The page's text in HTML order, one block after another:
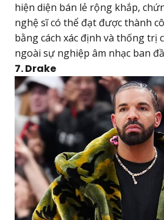
hiện diện bán lẻ rộng khắp,
nghệ sĩ có thể đạt được thành
bằng cách xác định và thống trị
ngoài sự nghiệp âm nhạc ban
7. Drake